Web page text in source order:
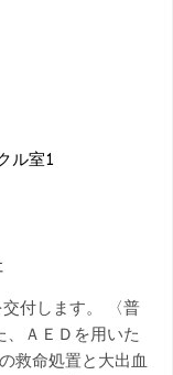
ル室1
付します。 〈普
、ＡＥＤを用いた
救命処置と大出血